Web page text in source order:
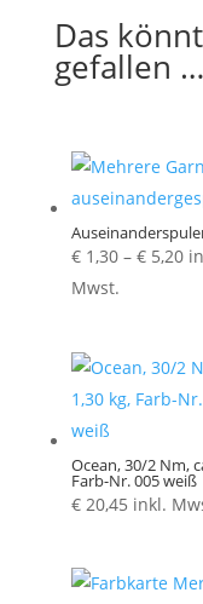
Das
gefallen …
€1,30 – €5,20
Mwst.
Ocean, 30/2 Nm,
Farb-Nr. 005 weiß
€20,45 inkl.